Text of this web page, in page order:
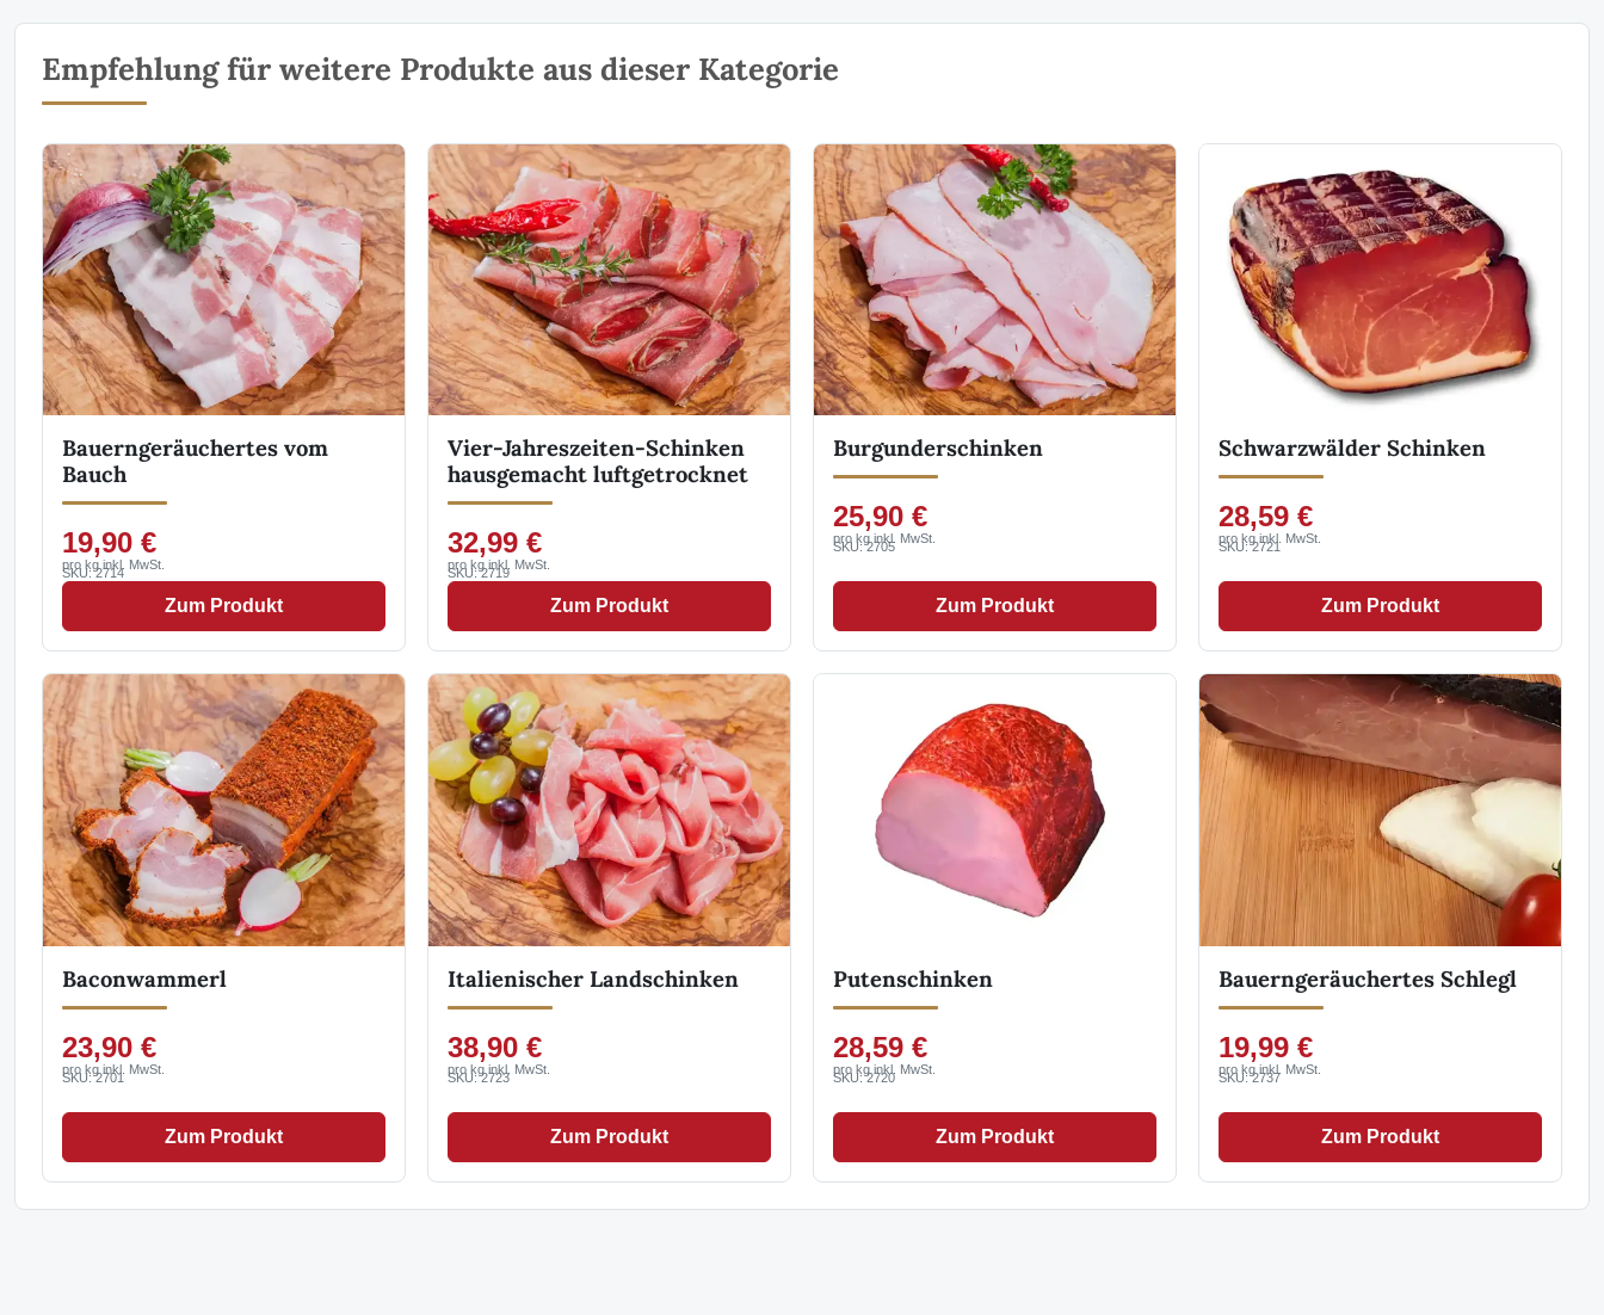
Empfehlung für weitere Produkte aus dieser Kategorie
Bauerngeräuchertes vom
Bauch
19,90 €
pro kg inkl. MwSt.
SKU: 2714
Zum Produkt
Vier-Jahreszeiten-Schinken
hausgemacht luftgetrocknet
32,99 €
pro kg inkl. MwSt.
SKU: 2719
Zum Produkt
Burgunderschinken
25,90 €
pro kg inkl. MwSt.
SKU: 2705
Zum Produkt
Schwarzwälder Schinken
28,59 €
pro kg inkl. MwSt.
SKU: 2721
Zum Produkt
Baconwammerl
23,90 €
pro kg inkl. MwSt.
SKU: 2701
Zum Produkt
Italienischer Landschinken
38,90 €
pro kg inkl. MwSt.
SKU: 2723
Zum Produkt
Putenschinken
28,59 €
pro kg inkl. MwSt.
SKU: 2720
Zum Produkt
Bauerngeräuchertes Schlegl
19,99 €
pro kg inkl. MwSt.
SKU: 2737
Zum Produkt